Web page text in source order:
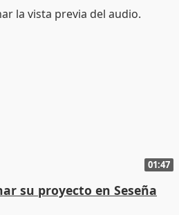
01:47
su proyecto en Seseña